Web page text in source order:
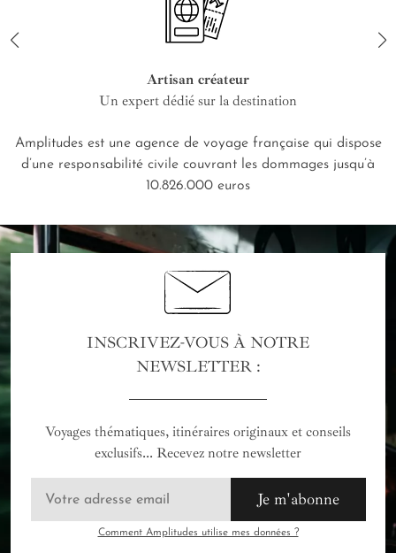
Artisan créateur
Un expert dédié sur la destination
Amplitudes est une agence de voyage française qui dispose
d’une responsabilité civile couvrant les dommages jusqu’à
10.826.000 euros
INSCRIVEZ-VOUS À NOTRE
NEWSLETTER :
Voyages thématiques, itinéraires originaux et conseils
exclusifs... Recevez notre newsletter
Je m'abonne
Comment Amplitudes utilise mes données ?